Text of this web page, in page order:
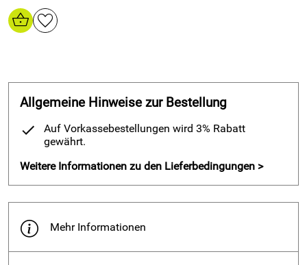
Allgemeine Hinweise zur Bestellung
Auf Vorkassebestellungen wird 3% Rabatt
gewährt.
Weitere Informationen zu den Lieferbedingungen >
Mehr Informationen